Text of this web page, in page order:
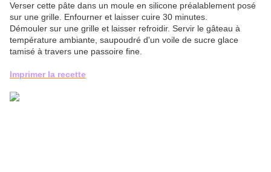
Verser cette pâte dans un moule en silicone préalablement posé
sur une grille. Enfourner et laisser cuire 30 minutes.
Démouler sur une grille et laisser refroidir. Servir le gâteau à
température ambiante, saupoudré d'un voile de sucre glace
tamisé à travers une passoire fine.
Imprimer la recette